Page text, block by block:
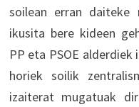
soilean erran
ikusita bere kideen
PP eta PSOE
horiek soilik
izaiterat mugatuak